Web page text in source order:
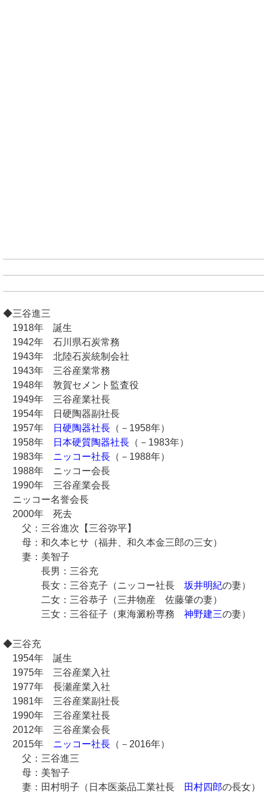
◆三谷進三
1918年 誕生
1942年 石川県石炭常務
1943年 北陸石炭統制会社
1943年 三谷産業常務
1948年 敦賀セメント監査役
1949年 三谷産業社長
1954年 日硬陶器副社長
1957年
日硬陶器社長（－1958年）
1958年
日本硬質陶器社長（－1983年）
1983年 ニッコー社長（－1988年）
1988年 ニッコー会長
1990年 三谷産業会長
ニッコー名誉会長
2000年 死去
父：三谷進次【三谷弥平】
母：和久本ヒサ（福井、和久本金三郎の三女）
妻：美智子
長男：三谷充
長女：三谷克子（ニッコー社長 坂井明紀の妻）
二女：三谷恭子（三井物産 佐藤肇の妻）
三女：三谷征子（東海澱粉専務 神野建三の妻）
◆三谷充
1954年 誕生
1975年 三谷産業入社
1977年 長瀬産業入社
1981年 三谷産業副社長
1990年 三谷産業社長
2012年 三谷産業会長
2015年 ニッコー社長（－2016年）
父：三谷進三
母：美智子
妻：田村明子（日本医薬品工業社長
田村四郎の長女）